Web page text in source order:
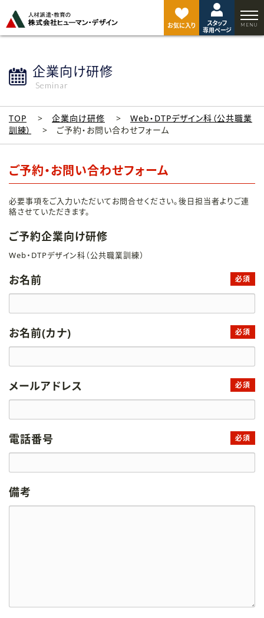
お気に入り
スタッフ
専用ページ
企業向け研修
Seminar
TOP 企業向け研修
Web・DTPデザイン科（公共職業
訓練）
ご予約・お問い合わせフォーム
ご予約・お問い合わせフォーム
必要事項をご入力いただいてお問合せください。後日担当者よりご連
絡させていただきます。
ご予約企業向け研修
Web・DTPデザイン科（公共職業訓練）
お名前 必須
お名前(カナ) 必須
メールアドレス 必須
電話番号 必須
備考
ジ
ト